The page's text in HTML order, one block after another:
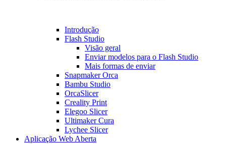
Introdução
Flash Studio
Visão geral
Enviar modelos para o Flash Studio
Mais formas de enviar
Snapmaker Orca
Bambu Studio
OrcaSlicer
Creality Print
Elegoo Slicer
Ultimaker Cura
Lychee Slicer
Aplicação Web Aberta